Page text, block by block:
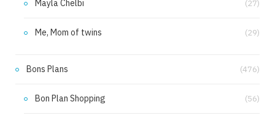
Mayla Chelbi (27)
Me, Mom of twins (29)
Bons Plans (476)
Bon Plan Shopping (56)